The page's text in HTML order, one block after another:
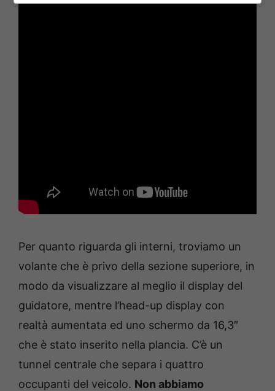
Per quanto riguarda gli interni, troviamo un
volante che è privo della sezione superiore, in
modo da visualizzare al meglio il display del
guidatore, mentre l’head-up display con
realtà aumentata ed uno schermo da 16,3″
che è stato inserito nella plancia. C’è un
tunnel centrale che separa i quattro
occupanti del veicolo. Non abbiamo